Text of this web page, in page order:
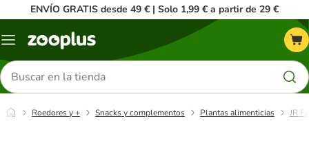
ENVÍO GRATIS desde 49 € | Solo 1,99 € a partir de 29 €
Menú
Buscar
productos
Roedores y + Snacks y complementos Plantas alimenticias JR